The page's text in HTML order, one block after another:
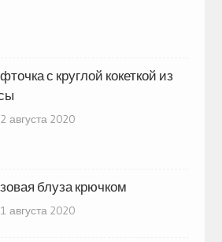
с круглой кокеткой из
2 августа 2020
блуза крючком
1 августа 2020